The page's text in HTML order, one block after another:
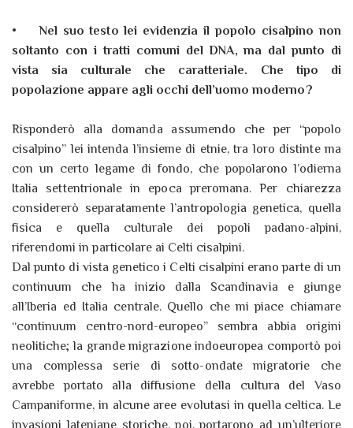
•
Nel suo testo lei evidenzia il popolo cisalpino non
soltanto con i tratti comuni del DNA, ma dal punto di
vista sia culturale che caratteriale. Che tipo di
popolazione appare agli occhi dell’uomo moderno?
Risponderò alla domanda assumendo che per “popolo
cisalpino” lei intenda l’insieme di etnie, tra loro distinte ma
con un certo legame di fondo, che popolarono l’odierna
Italia settentrionale in epoca preromana. Per chiarezza
considererò separatamente l’antropologia genetica, quella
fisica e quella culturale dei popoli padano-alpini,
riferendomi in particolare ai Celti cisalpini.
Dal punto di vista genetico i Celti cisalpini erano parte di un
continuum che ha inizio dalla Scandinavia e giunge
all’Iberia ed Italia centrale. Quello che mi piace chiamare
“continuum centro-nord-europeo” sembra abbia origini
neolitiche; la grande migrazione indoeuropea comportò poi
una complessa serie di sotto-ondate migratorie che
avrebbe portato alla diffusione della cultura del Vaso
Campaniforme, in alcune aree evolutasi in quella celtica. Le
invasioni lateniane storiche, poi, portarono ad un’ulteriore